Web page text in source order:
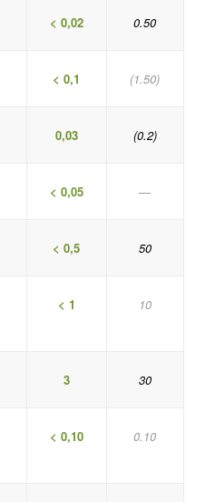
< 0,02 0.50
< 0,1 (1.50)
0,03 (0.2)
< 0,05 —
< 0,5 50
< 1 10
3 30
< 0,10 0.10